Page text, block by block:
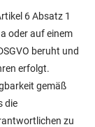
6 Absatz 1
oder auf einem
beruht und
erfolgt.
gemäß
die
zu